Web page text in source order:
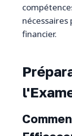
nécessaires
financier.